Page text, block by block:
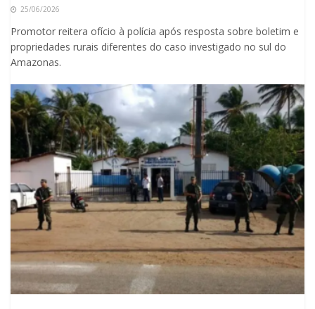
25/06/2026
Promotor reitera ofício à polícia após resposta sobre boletim e
propriedades rurais diferentes do caso investigado no sul do
Amazonas.